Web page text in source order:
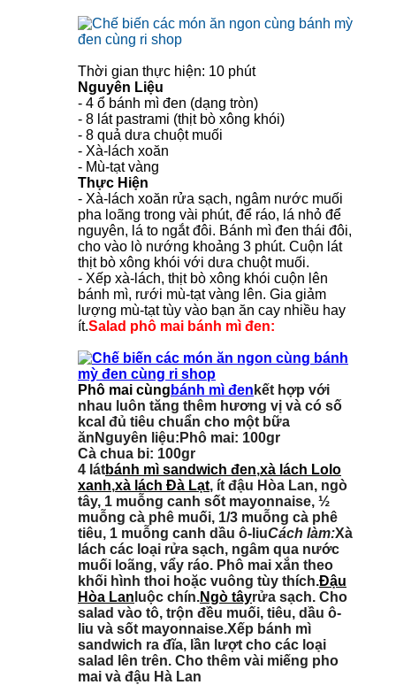
Thời gian thực hiện: 10 phút
Nguyên Liệu
- 4 ổ bánh mì đen (dạng tròn)
- 8 lát pastrami (thịt bò xông khói)
- 8 quả dưa chuột muối
- Xà-lách xoăn
- Mù-tạt vàng
Thực Hiện
- Xà-lách xoăn rửa sạch, ngâm nước muối
pha loãng trong vài phút, để ráo, lá nhỏ để
nguyên, lá to ngắt đôi. Bánh mì đen thái đôi,
cho vào lò nướng khoảng 3 phút. Cuộn lát
thịt bò xông khói với dưa chuột muối.
- Xếp xà-lách, thịt bò xông khói cuộn lên
bánh mì, rưới mù-tạt vàng lên. Gia giảm
lượng mù-tạt tùy vào bạn ăn cay nhiều hay
ít.Salad phô mai bánh mì đen:
Phô mai cùng bánh mì đen kết hợp với
nhau luôn tăng thêm hương vị và có số
kcal đủ tiêu chuẩn cho một bữa
ăn Nguyên liệu: Phô mai: 100gr
Cà chua bi: 100gr
4 látbánh mì sandwich đen,xà lách Lolo
xanh,xà lách Đà Lạt, ít đậu Hòa Lan, ngò
tây, 1 muỗng canh sốt mayonnaise, ½
muỗng cà phê muối, 1/3 muỗng cà phê
tiêu, 1 muỗng canh dầu ô-liuCách làm:Xà
lách các loại rửa sạch, ngâm qua nước
muối loãng, vẩy ráo. Phô mai xắn theo
khối hình thoi hoặc vuông tùy thích.Đậu
Hòa Lan luộc chín.Ngò tâyrửa sạch. Cho
salad vào tô, trộn đều muối, tiêu, dầu ô-
liu và sốt mayonnaise.Xếp bánh mì
sandwich ra đĩa, lần lượt cho các loại
salad lên trên. Cho thêm vài miếng pho
mai và đậu Hà Lan